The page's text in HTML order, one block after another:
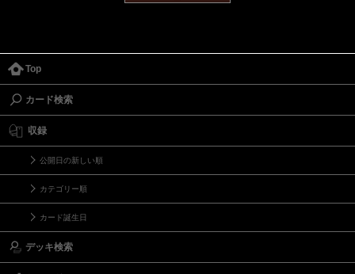
Top
カード検索
収録
公開日の新しい順
カテゴリー順
カード誕生日
デッキ検索